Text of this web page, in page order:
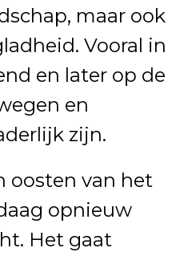
maar ook
Vooral in
en later op de
en
zijn.
oosten van het
opnieuw
Het gaat